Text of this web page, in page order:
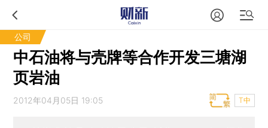
公司
中石油将与壳牌等合作开发三塘湖
页岩油
2012年04月05日 19:05 T中